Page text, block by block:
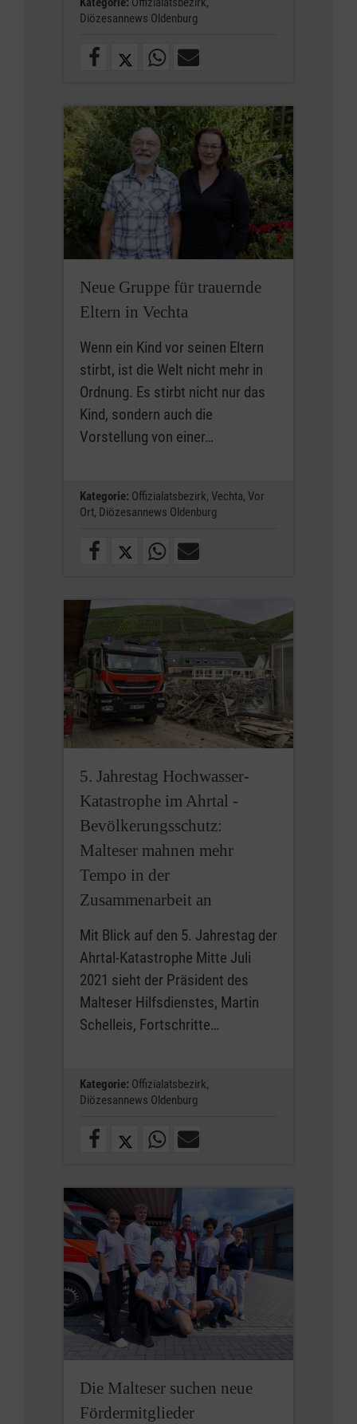
Diözesannews Oldenburg
Neue Gruppe für trauernde
Eltern in Vechta
Wenn ein Kind vor seinen Eltern
stirbt, ist die Welt nicht mehr in
Ordnung. Es stirbt nicht nur das
Kind, sondern auch die
Vorstellung von einer…
Kategorie: Offizialatsbezirk, Vechta, Vor
Ort, Diözesannews Oldenburg
5. Jahrestag Hochwasser-
Katastrophe im Ahrtal -
Bevölkerungsschutz:
Malteser mahnen mehr
Tempo in der
Zusammenarbeit an
Mit Blick auf den 5. Jahrestag der
Ahrtal-Katastrophe Mitte Juli
2021 sieht der Präsident des
Malteser Hilfsdienstes, Martin
Schelleis, Fortschritte…
Kategorie: Offizialatsbezirk,
Diözesannews Oldenburg
Die Malteser suchen neue
Fördermitglieder